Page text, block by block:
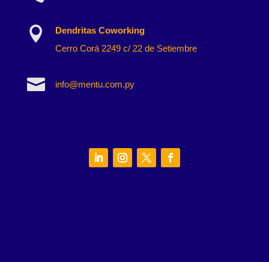

Dendritas Coworking
Cerro Corá 2249 c/ 22 de Setiembre
 info@mentu.com.py